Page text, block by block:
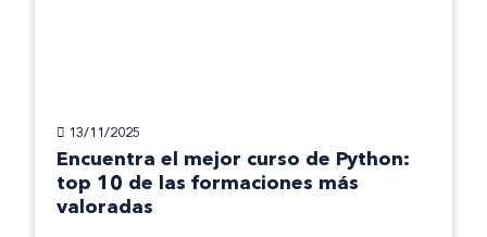
13/11/2025
Encuentra el mejor curso de Python:
top 10 de las formaciones más
valoradas